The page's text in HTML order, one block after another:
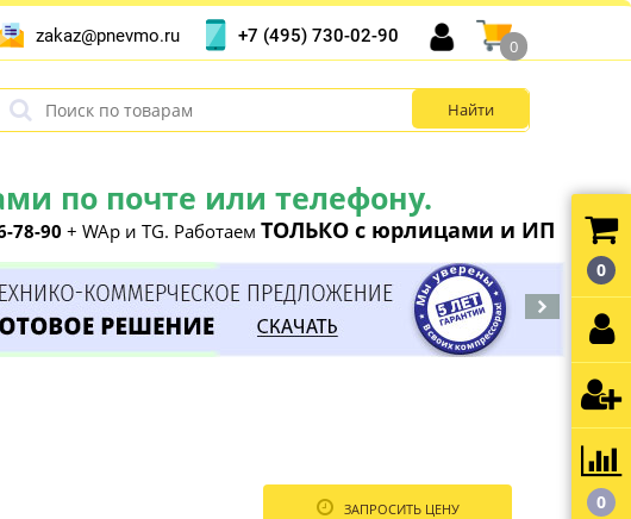
по почте или телефону.
78-90 + WAp и TG. Работаем ТОЛЬКО с юрлицами и ИП
zakaz@pnevmo.ru +7 (495) 730-02-90
0
ЗАПРОСИТЬ ЦЕНУ 0
0